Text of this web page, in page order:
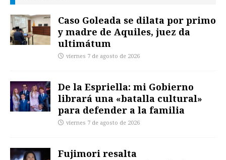
Caso Goleada se dilata por primo
y madre de Aquiles, juez da
ultimátum
viernes 7 de agosto de 2026
De la Espriella: mi Gobierno
librará una «batalla cultural»
para defender a la familia
viernes 7 de agosto de 2026
Fujimori resalta